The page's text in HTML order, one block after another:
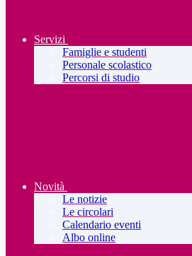
Servizi
Famiglie e studenti
Personale scolastico
Percorsi di studio
Novità
Le notizie
Le circolari
Calendario eventi
Albo online